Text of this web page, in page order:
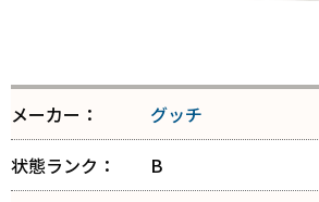
メーカー：
グッチ
状態ランク：
B